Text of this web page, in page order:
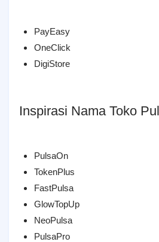
PayEasy
OneClick
DigiStore
Inspirasi Nama Toko
PulsaOn
TokenPlus
FastPulsa
GlowTopUp
NeoPulsa
PulsaPro